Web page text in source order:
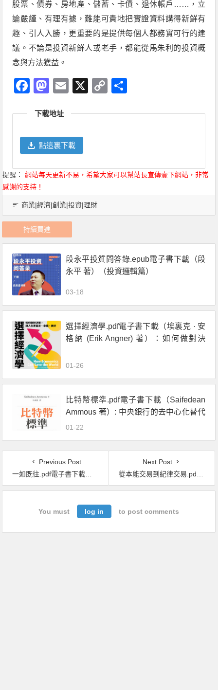
股票、債券、房地產、儲蓄、卡債、退休帳戶……，立
論嚴謹、有理有據，難能可貴地把實證資料講得新鮮有
趣、引人入勝，更重要的是提供每個人都務實可行的建
議。不論是投資新鮮人或老手，都能從馬朱利的投資概
念與方法獲益。
Facebook
Mastodon
Email
X
Copy
下載地址
點這裏下載
提醒：
網站每天更新不易，希望大家可以幫站長宣傳壹下網站，非常
感謝的支持！
商業|經濟|創業|投資|理財
持續買進
段永平投質問答錄.epub電子書下載（段
永平 著）（投資邏輯篇）
03-18
選擇經濟學.pdf電子書下載（埃裏克 · 安
格納 (Erik Angner) 著）：如何做對決
01-26
比特幣標準.pdf電子書下載（Saifedean
Ammous 著）: 中央銀行的去中心化替代
方案
01-22
Previous Post
一如既往.pdf電子書下載（摩根 · 豪瑟誒）：不變的人性法則與致富心態
Next Post
從本能交易到紀律交易.pdf电子书下载（麥克 · 貝特尼克）：巴菲特、葛拉漢、李佛摩，16位當代投資大師敗中求勝的祕密
You must log in to post comments